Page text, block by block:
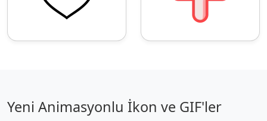
Yeni Animasyonlu İkon ve GIF'ler